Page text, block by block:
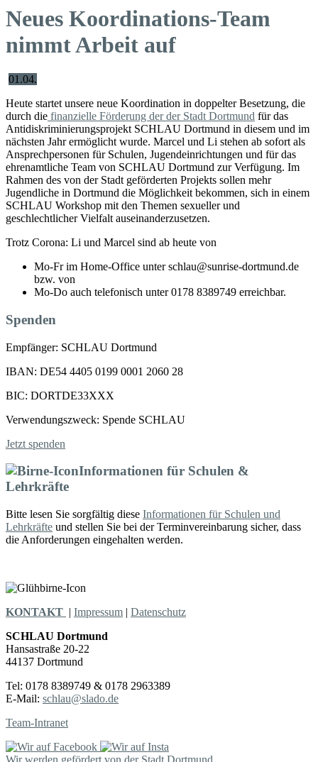
Neues Koordinations-Team
nimmt Arbeit auf
01.04.
Heute startet unsere neue Koordination in doppelter Besetzung, die
durch die finanzielle Förderung der der Stadt Dortmund für das
Antidiskriminierungsprojekt SCHLAU Dortmund in diesem und im
nächsten Jahr ermöglicht wurde. Marcel und Li stehen ab sofort als
Ansprechpersonen für Schulen, Jugendeinrichtungen und für das
ehrenamtliche Team von SCHLAU Dortmund zur Verfügung. Im
Rahmen des von der Stadt geförderten Projekts sollen mehr
Jugendliche in Dortmund die Möglichkeit bekommen, sich in einem
SCHLAU Workshop mit den Themen sexueller und
geschlechtlicher Vielfalt auseinanderzusetzen.
Trotz Corona: Li und Marcel sind ab heute von
Mo-Fr im Home-Office unter schlau@sunrise-dortmund.de
bzw. von
Mo-Do auch telefonisch unter 0178 8389749 erreichbar.
Spenden
Empfänger: SCHLAU Dortmund
IBAN: DE54 4405 0199 0001 2060 28
BIC: DORTDE33XXX
Verwendungszweck: Spende SCHLAU
Jetzt spenden
Informationen für Schulen &
Lehrkräfte
Bitte lesen Sie sorgfältig diese Informationen für Schulen und
Lehrkräfte und stellen Sie bei der Terminvereinbarung sicher, dass
die Anforderungen eingehalten werden.
KONTAKT | Impressum | Datenschutz
SCHLAU Dortmund
Hansastraße 20-22
44137 Dortmund
Tel: 0178 8389749 & 0178 2963389
E-Mail: schlau@slado.de
Team-Intranet
Wir werden gefördert von der Stadt Dortmund